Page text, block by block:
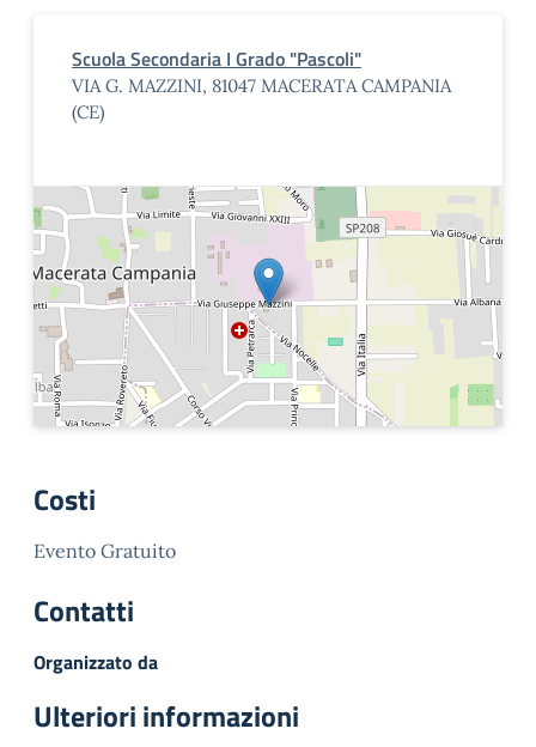
Scuola Secondaria I Grado "Pascoli"
VIA G. MAZZINI, 81047 MACERATA CAMPANIA
(CE)
Costi
Evento Gratuito
Contatti
Organizzato da
Ulteriori informazioni